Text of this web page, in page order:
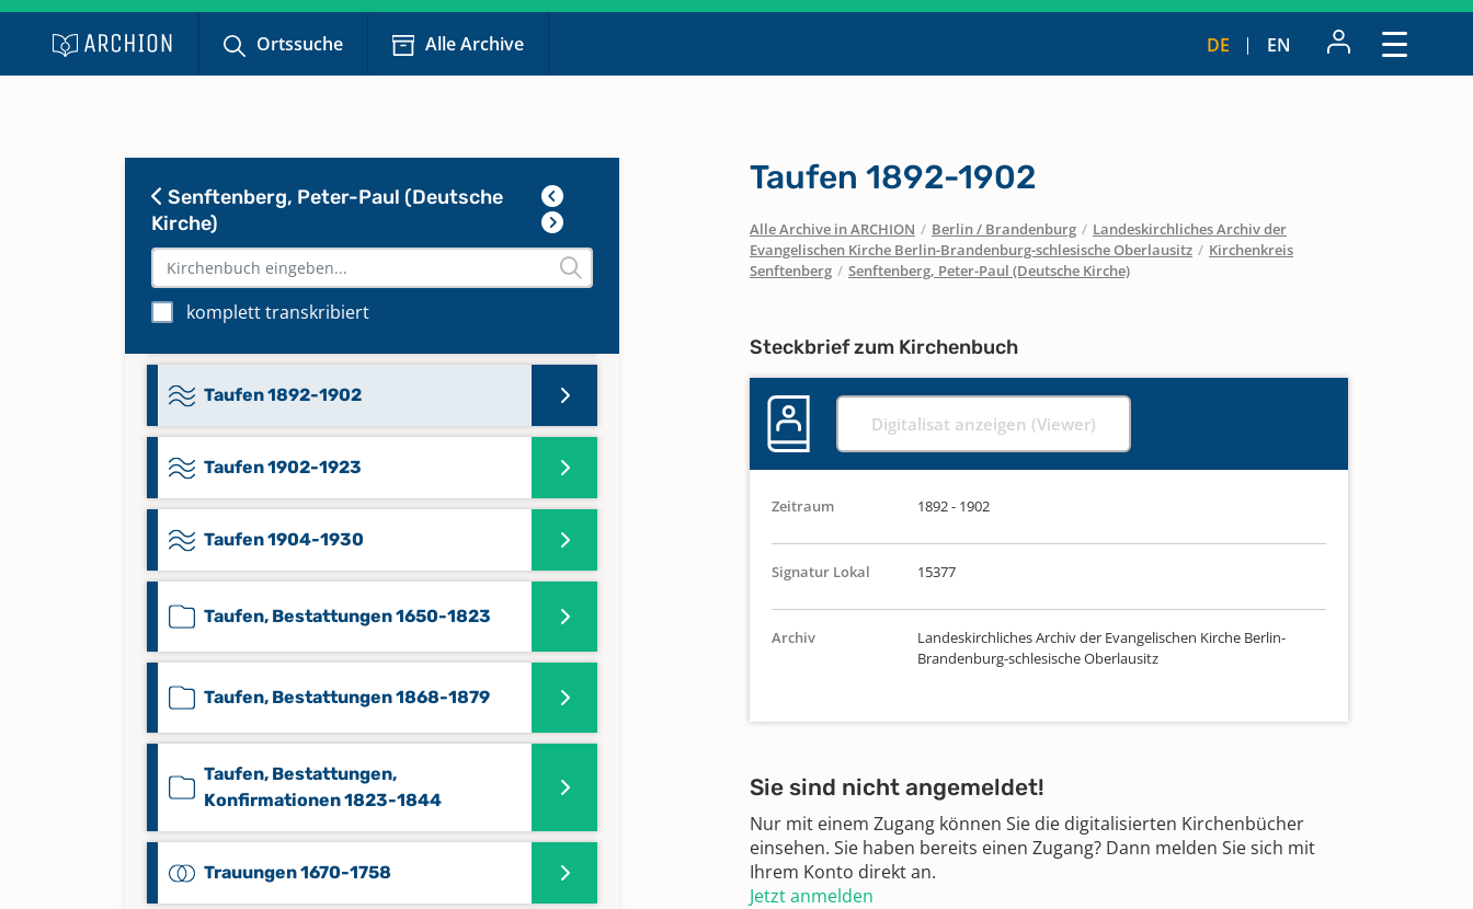
Ortssuche Alle Archive DE EN
Senftenberg, Peter-Paul (Deutsche
Kirche)
komplett transkribiert
Namensregister Taufen 1906-1935
Keine verfügbaren Digitalisate
Taufen 1845-1867
Taufen 1879-1892
Taufen 1892-1902
Taufen 1902-1923
Taufen 1904-1930
Taufen, Bestattungen 1650-1823
Taufen, Bestattungen 1868-1879
Taufen, Bestattungen,
Konfirmationen 1823-1844
Trauungen 1670-1758
Taufen 1892-1902
Alle Archive in ARCHION / Berlin / Brandenburg / Landeskirchliches Archiv der
Evangelischen Kirche Berlin-Brandenburg-schlesische Oberlausitz / Kirchenkreis
Senftenberg / Senftenberg, Peter-Paul (Deutsche Kirche)
Steckbrief zum Kirchenbuch
Digitalisat anzeigen (Viewer)
Zeitraum 1892 - 1902
Signatur Lokal 15377
Archiv
Landeskirchliches Archiv der Evangelischen Kirche Berlin-
Brandenburg-schlesische Oberlausitz
Sie sind nicht angemeldet!
Nur mit einem Zugang können Sie die digitalisierten Kirchenbücher
einsehen. Sie haben bereits einen Zugang? Dann melden Sie sich mit
Ihrem Konto direkt an.
Jetzt anmelden